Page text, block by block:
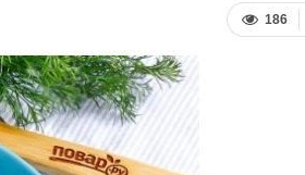
186